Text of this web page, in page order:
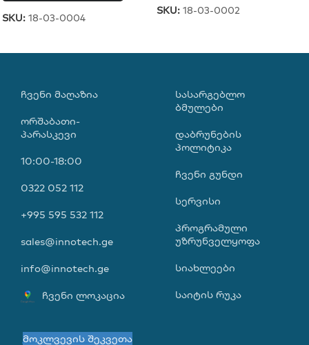
SKU: 18-03-0004
SKU: 18-03-0002
ᲩᲕᲔᲜᲘ ᲛᲐᲦᲐᲖᲘᲐ
ორშაბათი-
პარასკევი
10:00-18:00
0322 052 112
+995 595 532 112
sales@innotech.ge
info@innotech.ge
ჩვენი ლოკაცია
ᲡᲐᲡᲐᲠᲒᲔᲑᲚᲝ
ᲑᲛᲣᲚᲔᲑᲘ
დაბრუნების
პოლიტიკა
ჩვენი გუნდი
სერვისი
პროგრამული
უზრუნველყოფა
სიახლეები
საიტის რუკა
მოკლვევის შეკვეთა